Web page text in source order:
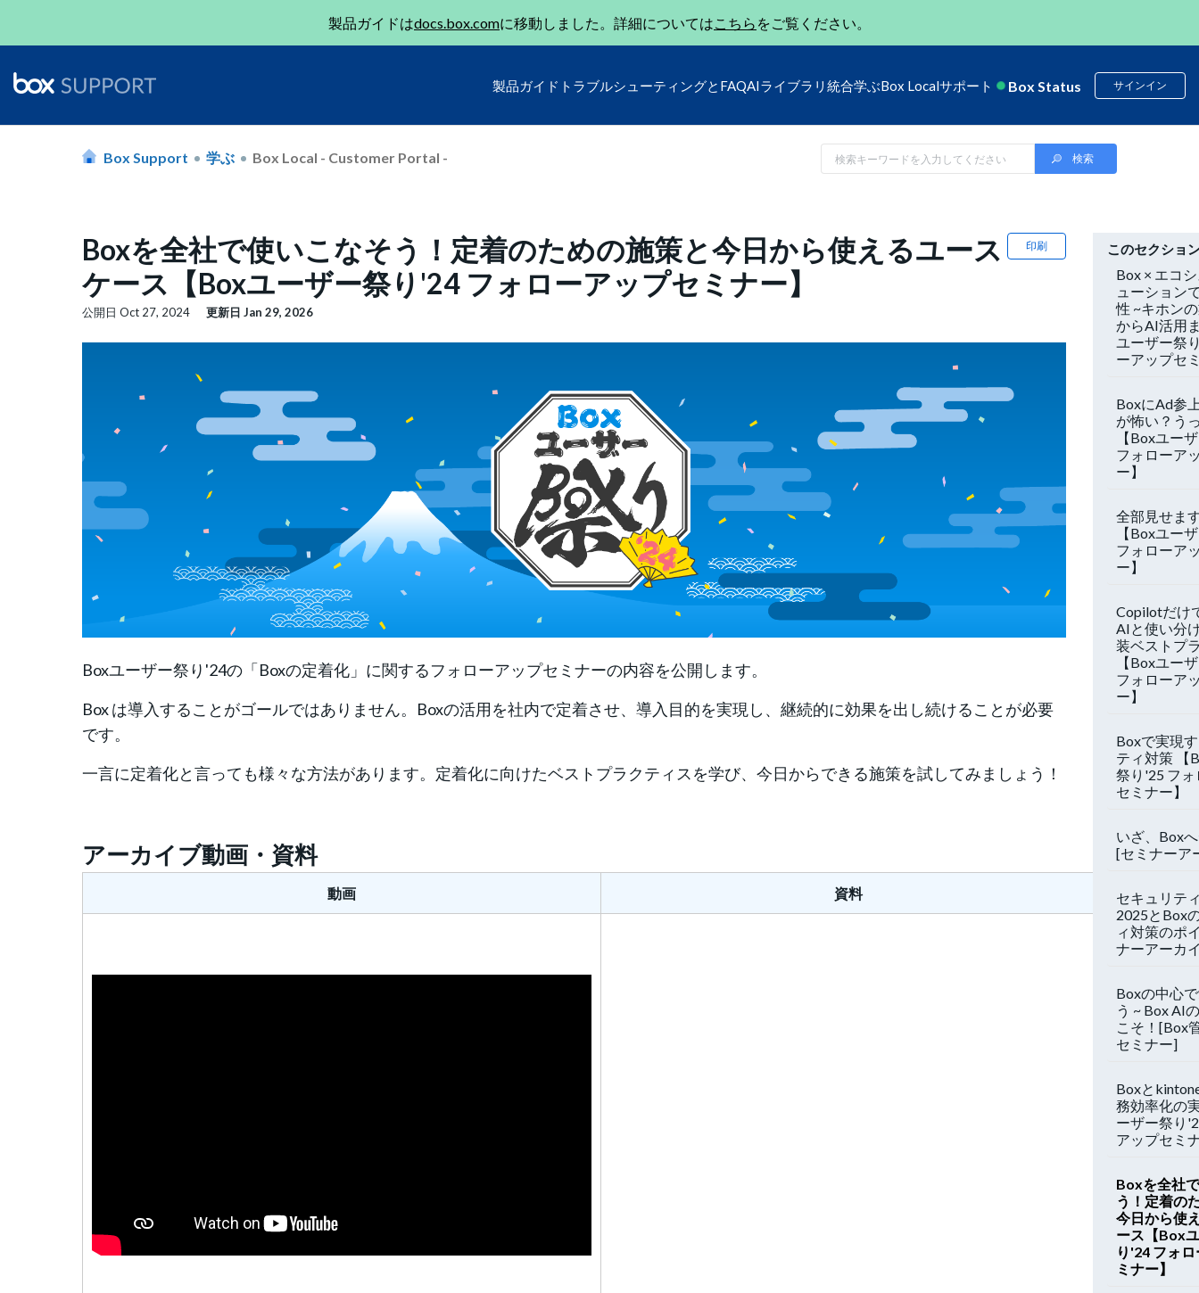
製品ガイドはdocs.box.comに移動しました。詳細についてはこちら をご覧ください。
製品ガイド トラブルシューティングとFAQAIライブラリ 統合学ぶBox Localサポート Box Status サインイン
Box Support 学ぶ Box Local - Customer Portal -
印刷
Boxを全社で使いこなそう！定着のための施策と今日から使えるユース
ケース【Boxユーザー祭り'24 フォローアップセミナー】
公開日 Oct 27, 2024 更新日 Jan 29, 2026
Boxユーザー祭り'24の「Boxの定着化」に関するフォローアップセミナーの内容を公開します。
Box は導入することがゴールではありません。Boxの活用を社内で定着させ、導入目的を実現し、継続的に効果を出し続けることが必要
です。
一言に定着化と言っても様々な方法があります。定着化に向けたベストプラクティスを学び、今日からできる施策を試してみましょう！
アーカイブ動画・資料
動画 資料
このセクショ
Box × エコ
ューション
性 ~キホン
からAI活用
ユーザー祭
ーアップセ
BoxにAd参
が怖い？う
【Boxユー
フォローア
ー】
全部見せま
【Boxユー
フォローア
ー】
Copilotだけ
AIと使い分
装ベストプ
【Boxユー
フォローア
ー】
Boxで実現
ティ対策 【
祭り'25 フ
セミナー】
いざ、Box
[セミナーア
セキュリテ
2025とBox
ィ対策のポ
ナーアーカ
Boxの中心
う ~ Box AI
こそ！[Box
セミナー]
Boxと
務効率化の
ーザー祭り
アップセミ
Boxを全社
う！定着の
今日から使
ース【Box
り'24 フォ
ミナー】